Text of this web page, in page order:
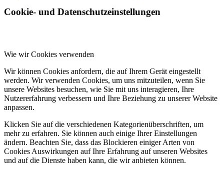
Cookie- und Datenschutzeinstellungen
Wie wir Cookies verwenden
Wir können Cookies anfordern, die auf Ihrem Gerät eingestellt
werden. Wir verwenden Cookies, um uns mitzuteilen, wenn Sie
unsere Websites besuchen, wie Sie mit uns interagieren, Ihre
Nutzererfahrung verbessern und Ihre Beziehung zu unserer Website
anpassen.
Klicken Sie auf die verschiedenen Kategorienüberschriften, um
mehr zu erfahren. Sie können auch einige Ihrer Einstellungen
ändern. Beachten Sie, dass das Blockieren einiger Arten von
Cookies Auswirkungen auf Ihre Erfahrung auf unseren Websites
und auf die Dienste haben kann, die wir anbieten können.